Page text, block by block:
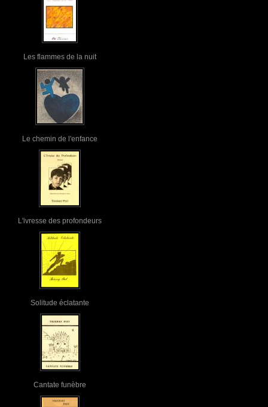
Les flammes de la nuit
Le chemin de l'enfance
L'ivresse des profondeurs
Solitude éclatante
Cantate funèbre